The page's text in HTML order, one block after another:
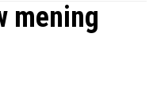
mening